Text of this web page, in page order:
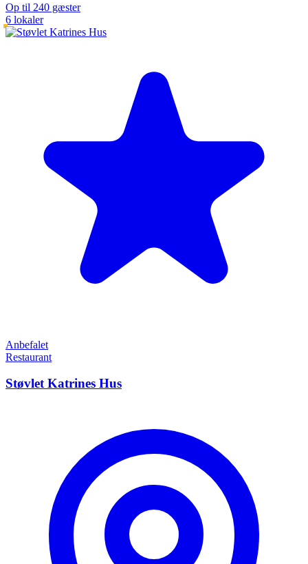
Op til 240 gæster
6 lokaler
Anbefalet
Restaurant
Støvlet Katrines Hus